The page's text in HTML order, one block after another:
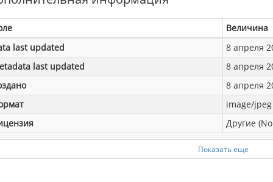
Величина
last updated
8 апреля
last updated
8 апреля
8 апреля
image/jpeg
Другие
Показать еще